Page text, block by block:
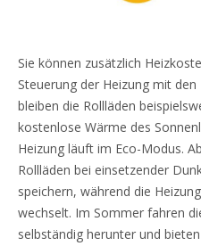
Sie können zusätzlich
Steuerung der Heizung mit
bleiben die Rollläden
kostenlose Wärme des
Heizung läuft im Eco-Modus.
Rollläden bei einsetzender
speichern, während die
wechselt. Im Sommer fahren
selbständig herunter und